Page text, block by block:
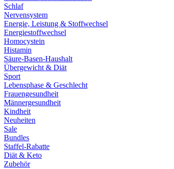
Schlaf
Nervensystem
Energie, Leistung & Stoffwechsel
Energiestoffwechsel
Homocystein
Histamin
Säure-Basen-Haushalt
Übergewicht & Diät
Sport
Lebensphase & Geschlecht
Frauengesundheit
Männergesundheit
Kindheit
Neuheiten
Sale
Bundles
Staffel-Rabatte
Diät & Keto
Zubehör